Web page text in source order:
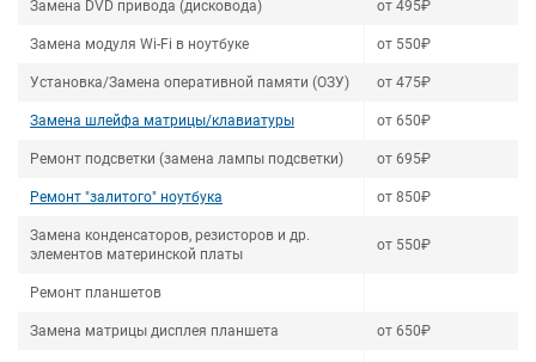
Замена DVD привода (дисковода) от 495₽
Замена модуля Wi-Fi в ноутбуке от 550₽
Установка/Замена оперативной памяти (ОЗУ) от 475₽
Замена шлейфа матрицы/клавиатуры от 650₽
Ремонт подсветки (замена лампы подсветки) от 695₽
Ремонт "залитого" ноутбука от 850₽
Замена конденсаторов, резисторов и др.
элементов материнской платы
от 550₽
Ремонт планшетов
Замена матрицы дисплея планшета от 650₽